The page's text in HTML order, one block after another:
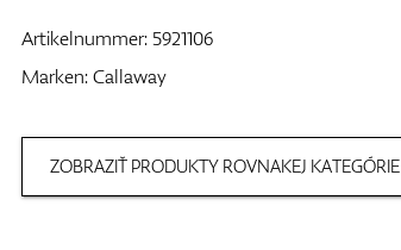
Artikelnummer:5921106
Marken:Callaway
ZOBRAZIŤ PRODUKTY ROVNAKEJ KATEGÓRIE